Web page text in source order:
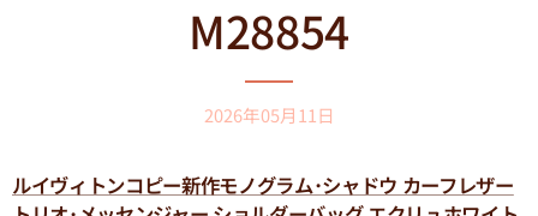
M28854
2026年05月11日
ルイヴィトンコピー新作モノグラム･シャドウ カーフレザー